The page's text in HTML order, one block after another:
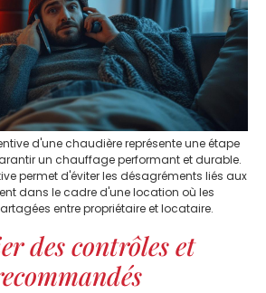
d'une chaudière représente une étape
un chauffage performant et durable.
permet d'éviter les désagréments liés aux
dans le cadre d'une location où les
entre propriétaire et locataire.
des contrôles et